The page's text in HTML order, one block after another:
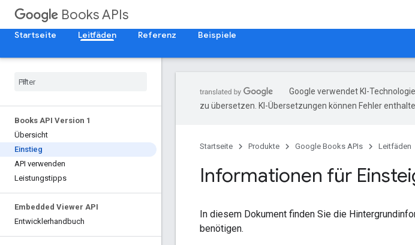
Books APIs
Startseite
Leitfäden Referenz Beispiele
Books API Version 1
Übersicht
Einstieg
API verwenden
Leistungstipps
Embedded Viewer API
Entwicklerhandbuch
Google verwendet KI-
zu übersetzen. KI-Übersetzungen können Fehler
Startseite Produkte Google Books APIs Leitfäden
Informationen für
In diesem Dokument finden Sie die
benötigen.